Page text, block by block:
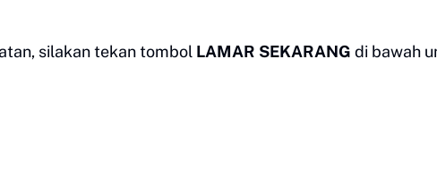
silakan tekan tombol LAMAR SEKARANG di bawah